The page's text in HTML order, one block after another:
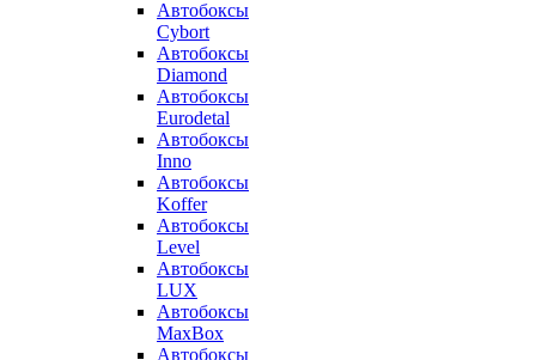
Автобоксы
Cybort
Автобоксы
Diamond
Автобоксы
Eurodetal
Автобоксы
Inno
Автобоксы
Koffer
Автобоксы
Level
Автобоксы
LUX
Автобоксы
MaxBox
Автобоксы